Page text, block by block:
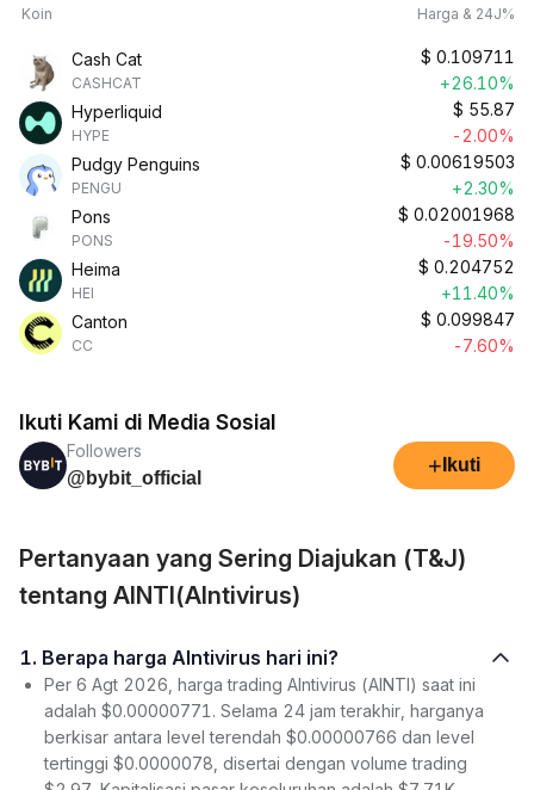
Koin Harga & 24J%
Cash Cat
CASHCAT
$ 0.109711
+26.10%
Hyperliquid
HYPE
$ 55.87
-2.00%
Pudgy Penguins
PENGU
$ 0.00619503
+2.30%
Pons
PONS
$ 0.02001968
-19.50%
Heima
HEI
$ 0.204752
+11.40%
Canton
CC
$ 0.099847
-7.60%
Ikuti Kami di Media Sosial
Followers
@bybit_official
+ Ikuti
Pertanyaan yang Sering Diajukan (T&J)
tentang AINTI(AIntivirus)
1. Berapa harga AIntivirus hari ini?
Per 6 Agt 2026, harga trading AIntivirus (AINTI) saat ini
adalah $0.00000771. Selama 24 jam terakhir, harganya
berkisar antara level terendah $0.00000766 dan level
tertinggi $0.0000078, disertai dengan volume trading